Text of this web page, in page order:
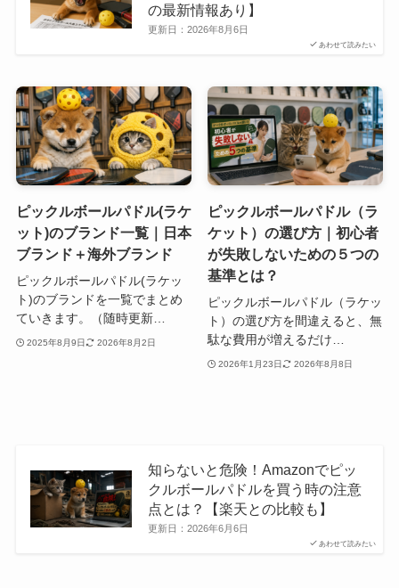
あわせて読みたい
の最新情報あり】
更新日： 2026年8月6日
ピックルボールパドル(ラケ
ット)のブランド一覧｜日本
ブランド＋海外ブランド
ピックルボールパドル(ラケッ
ト)のブランドを一覧でまとめ
ていきます。（随時更新…
2025年8月9日 2026年8月2日
ピックルボールパドル（ラ
ケット）の選び方｜初心者
が失敗しないための５つの
基準とは？
ピックルボールパドル（ラケッ
ト）の選び方を間違えると、無
駄な費用が増えるだけ…
2026年1月23日 2026年8月8日
あわせて読みたい
知らないと危険！Amazonでピッ
クルボールパドルを買う時の注意
点とは？【楽天との比較も】
更新日： 2026年6月6日